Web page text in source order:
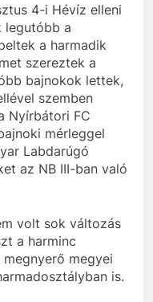
4-i Hévíz elleni
legutóbb a
a harmadik
szereztek a
bajnokok lettek,
szemben
Nyírbátori FC
mérleggel
Labdarúgó
az NB III-ban való
volt sok változás
a harminc
megyei
is.